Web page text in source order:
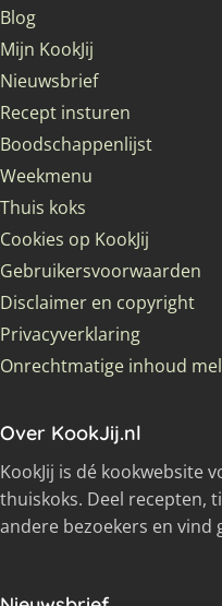
Blog
Mijn KookJij
Nieuwsbrief
Recept insturen
Boodschappenlijst
Weekmenu
Thuis koks
Cookies op KookJij
Gebruikersvoorwaarden
Disclaimer en copyright
Privacyverklaring
Onrechtmatige inhoud
Over KookJij.nl
KookJij is dé kookwebsite
thuiskoks. Deel recepten,
andere bezoekers en vind